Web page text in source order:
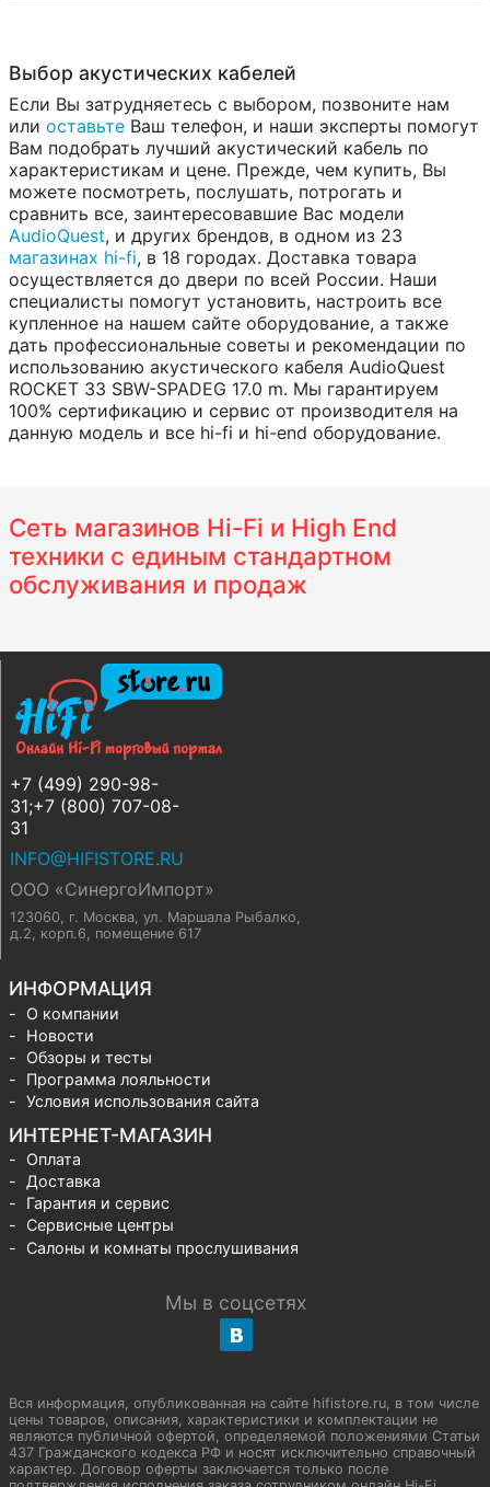
Выбор акустических кабелей
Если Вы затрудняетесь с выбором, позвоните нам
или оставьте Ваш телефон, и наши эксперты помогут
Вам подобрать лучший акустический кабель по
характеристикам и цене. Прежде, чем купить, Вы
можете посмотреть, послушать, потрогать и
сравнить все, заинтересовавшие Вас модели
AudioQuest, и других брендов, в одном из 23
магазинах hi-fi, в 18 городах. Доставка товара
осуществляется до двери по всей России. Наши
специалисты помогут установить, настроить все
купленное на нашем сайте оборудование, а также
дать профессиональные советы и рекомендации по
использованию акустического кабеля AudioQuest
ROCKET 33 SBW-SPADEG 17.0 m. Мы гарантируем
100% сертификацию и сервис от производителя на
данную модель и все hi-fi и hi-end оборудование.
Сеть магазинов Hi-Fi и High End
техники с единым стандартном
обслуживания и продаж
+7 (499) 290-98-
31;+7 (800) 707-08-
31
INFO@HIFISTORE.RU
ООО «СинергоИмпорт»
123060, г. Москва, ул. Маршала Рыбалко,
д.2, корп.6, помещение 617
ИНФОРМАЦИЯ
О компании
Новости
Обзоры и тесты
Программа лояльности
Условия использования сайта
ИНТЕРНЕТ-МАГАЗИН
Оплата
Доставка
Гарантия и сервис
Сервисные центры
Салоны и комнаты прослушивания
Мы в соцсетях
Вся информация, опубликованная на сайте hifistore.ru, в том числе
цены товаров, описания, характеристики и комплектации не
являются публичной офертой, определяемой положениями Статьи
437 Гражданского кодекса РФ и носят исключительно справочный
характер. Договор оферты заключается только после